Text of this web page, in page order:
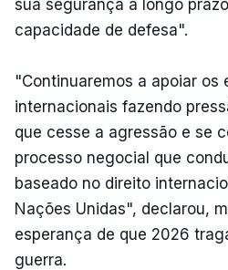
sua segurança a longo
capacidade de defesa".
"Continuaremos a apoiar os
internacionais fazendo
que cesse a agressão e se
processo negocial que
baseado no direito
Nações Unidas", declarou,
esperança de que 2026
guerra.